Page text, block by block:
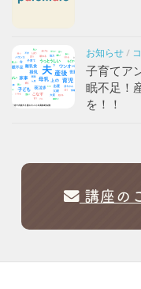
お知らせ /
子育てア
眠不足！
を！！
講座の